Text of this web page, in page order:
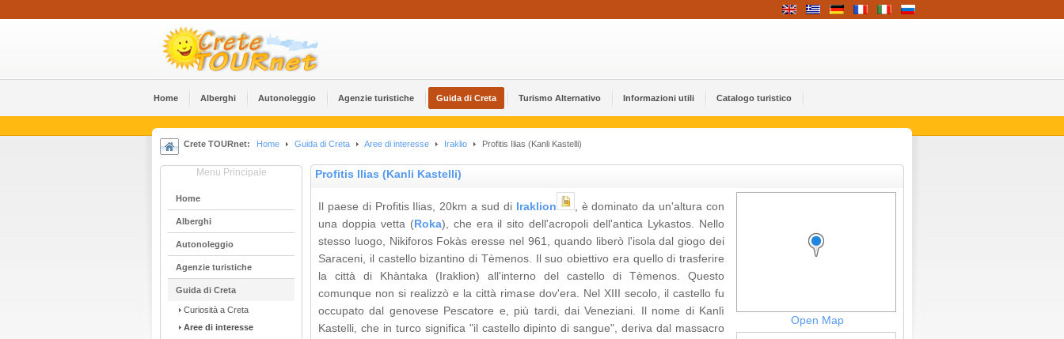
Home Alberghi Αutonoleggio Agenzie turistiche Guida di Creta Turismo Alternativo Informazioni utili Catalogo turistico
Crete TOURnet: Home Guida di Creta Aree di interesse Iraklio Profitis Ilias (Kanli Kastelli)
Menu Principale
Home
Alberghi
Αutonoleggio
Agenzie turistiche
Guida di Creta
Curiosità a Creta
Aree di interesse
Profitis Ilias (Kanli Kastelli)
Open Map
Il paese di Profitis Ilias, 20km a sud di Iraklion
, è dominato da un'altura con
una doppia vetta (Roka), che era il sito dell'acropoli dell'antica Lykastos. Nello
stesso luogo, Nikiforos Fokàs eresse nel 961, quando liberò l'isola dal giogo dei
Saraceni, il castello bizantino di Tèmenos. Il suo obiettivo era quello di trasferire
la città di Khàntaka (Iraklion) all'interno del castello di Tèmenos. Questo
comunque non si realizzò e la città rimase dov'era. Nel XIII secolo, il castello fu
occupato dal genovese Pescatore e, più tardi, dai Veneziani. Il nome di Kanlì
Kastelli, che in turco significa "il castello dipinto di sangue", deriva dal massacro